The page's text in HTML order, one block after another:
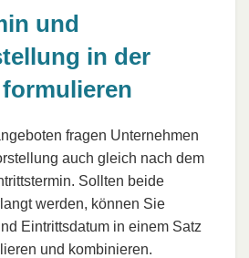
und
in der
fragen Unternehmen
auch gleich nach dem
Sollten beide
werden, können Sie
Eintrittsdatum in einem Satz
und kombinieren.